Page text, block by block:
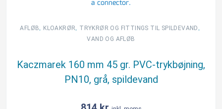
AFLØB, KLOAKRØR, TRYKRØR OG FITTINGS TIL SPILDEVAND ,
VAND OG AFLØB
Kaczmarek 160 mm 45 gr. PVC-trykbøjning,
PN10, grå, spildevand